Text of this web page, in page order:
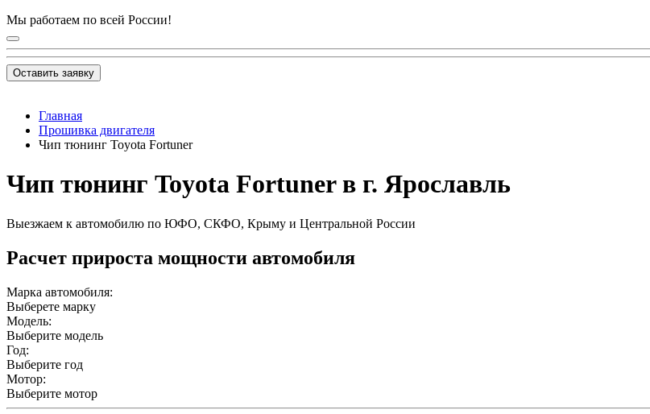
Мы работаем по всей России!
Оставить заявку
Главная
Прошивка двигателя
Чип тюнинг Toyota Fortuner
Чип тюнинг Toyota Fortuner в г. Ярославль
Выезжаем к автомобилю по ЮФО, СКФО, Крыму и Центральной России
Расчет прироста мощности автомобиля
Марка автомобиля:
Выберете марку
Модель:
Выберите модель
Год:
Выберите год
Мотор:
Выберите мотор